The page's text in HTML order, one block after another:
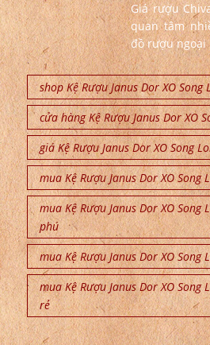
Giá rượu
quan tâm
đồ rượu ngoại
shop Kệ Rượu Janus Dor XO Song
cửa hàng Kệ Rượu Janus Dor XO
giá Kệ Rượu Janus Dor XO Song
mua Kệ Rượu Janus Dor XO Song
mua Kệ Rượu Janus Dor XO
phú
mua Kệ Rượu Janus Dor XO Song
mua Kệ Rượu Janus Dor XO
rẻ